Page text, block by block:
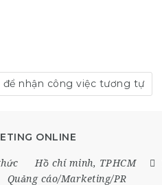
để nhận công việc tương tự
ONLINE
Hồ chí minh, TPHCM
Quảng cáo/Marketing/PR